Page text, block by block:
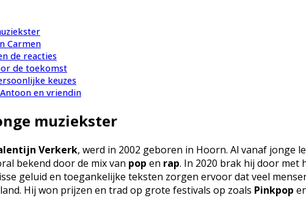
Carmen
de reacties
de toekomst
keuzes
en vriendin
muziekster
Verkerk, werd in 2002 geboren in Hoorn. Al vanaf jonge
bekend door de mix van pop en rap. In 2020 brak hij door met
geluid en toegankelijke teksten zorgen ervoor dat veel
Hij won prijzen en trad op grote festivals op zoals Pinkpop